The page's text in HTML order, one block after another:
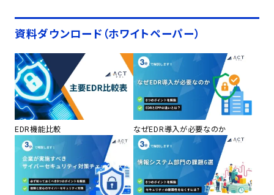
資料ダウンロード（ホワイトペーパー）
EDR機能比較 なぜEDR導入が必要なのか